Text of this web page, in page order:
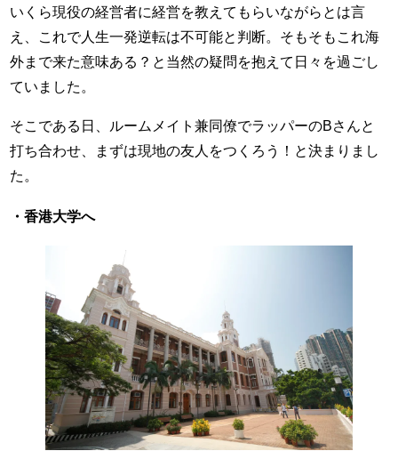
いくら現役の経営者に経営を教えてもらいながらとは言
え、これで人生一発逆転は不可能と判断。そもそもこれ海
外まで来た意味ある？と当然の疑問を抱えて日々を過ごし
ていました。
そこである日、ルームメイト兼同僚でラッパーのBさんと
打ち合わせ、まずは現地の友人をつくろう！と決まりまし
た。
・香港大学へ